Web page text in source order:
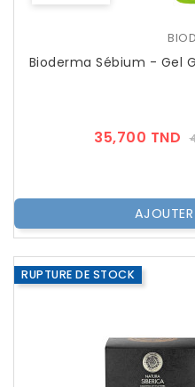
Bioderma Sébium - Gel
35,700 TND
RUPTURE DE STOCK